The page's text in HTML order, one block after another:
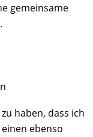
gemeinsame
haben, dass ich
ebenso